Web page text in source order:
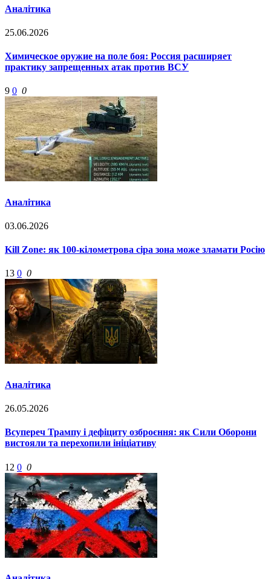
Аналітика
25.06.2026
Химическое оружие на поле боя: Россия расширяет
практику запрещенных атак против ВСУ
9 0 0
Аналітика
03.06.2026
Kill Zone: як 100-кілометрова сіра зона може зламати Росію
13 0 0
Аналітика
26.05.2026
Всупереч Трампу і дефіциту озброєння: як Сили Оборони
вистояли та перехопили ініціативу
12 0 0